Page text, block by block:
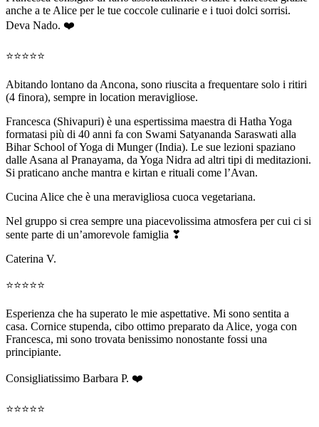
anche a te Alice per le tue coccole culinarie e i tuoi dolci sorrisi.
Deva Nado. ❤️
⭐⭐⭐⭐⭐
Abitando lontano da Ancona, sono riuscita a frequentare solo i ritiri
(4 finora), sempre in location meravigliose.
Francesca (Shivapuri) è una espertissima maestra di Hatha Yoga
formatasi più di 40 anni fa con Swami Satyananda Saraswati alla
Bihar School of Yoga di Munger (India). Le sue lezioni spaziano
dalle Asana al Pranayama, da Yoga Nidra ad altri tipi di meditazioni.
Si praticano anche mantra e kirtan e rituali come l’Avan.
Cucina Alice che è una meravigliosa cuoca vegetariana.
Nel gruppo si crea sempre una piacevolissima atmosfera per cui ci si
sente parte di un’amorevole famiglia ❣
Caterina V.
⭐⭐⭐⭐⭐
Esperienza che ha superato le mie aspettative. Mi sono sentita a
casa. Cornice stupenda, cibo ottimo preparato da Alice, yoga con
Francesca, mi sono trovata benissimo nonostante fossi una
principiante.
Consigliatissimo Barbara P. ❤️
⭐⭐⭐⭐⭐